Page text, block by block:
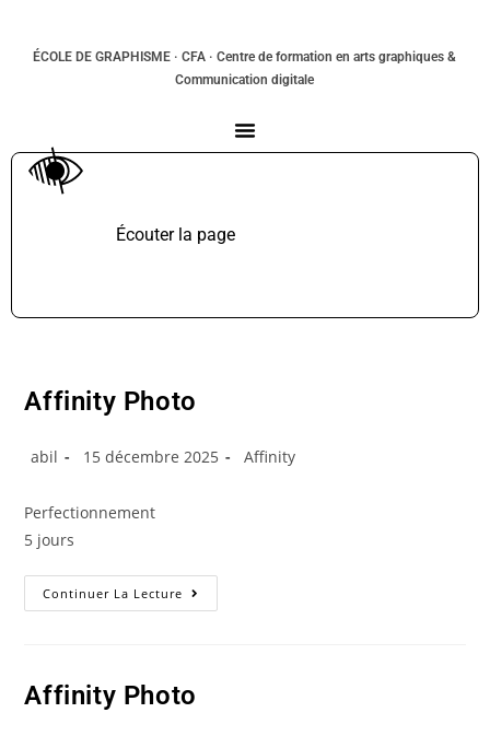
ÉCOLE DE GRAPHISME · CFA · Centre de formation en arts graphiques &
Communication digitale
Écouter la page
Affinity Photo
abil 15 décembre 2025 Affinity
Perfectionnement
5 jours
Continuer La Lecture
Affinity Photo